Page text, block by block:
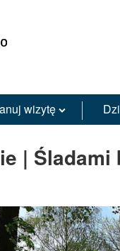
wizytę
|